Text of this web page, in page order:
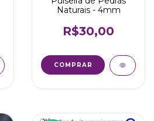
Naturais - 4mm
R$30,00
COMPRAR